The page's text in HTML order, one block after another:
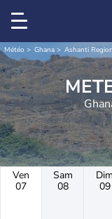
Météo Ghana Ashanti Region
Ven
07
Sam
08
Dim
09